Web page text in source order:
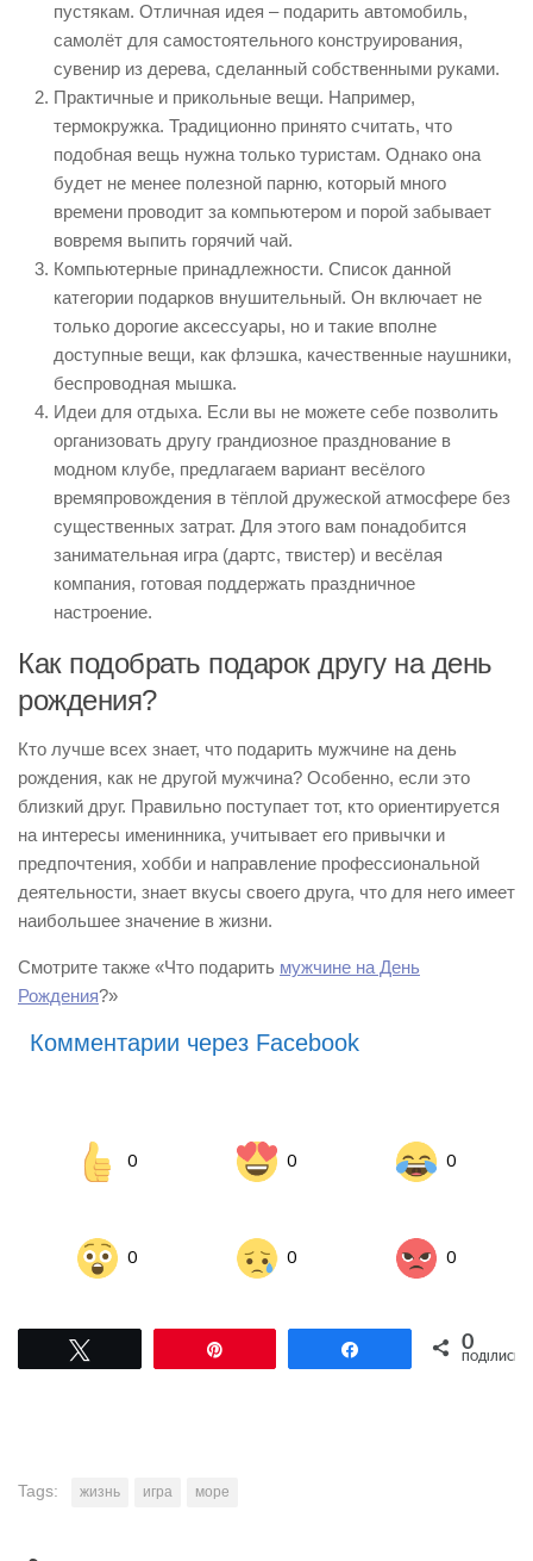
пустякам. Отличная идея – подарить автомобиль,
самолёт для самостоятельного конструирования,
сувенир из дерева, сделанный собственными руками.
Практичные и прикольные вещи. Например,
термокружка. Традиционно принято считать, что
подобная вещь нужна только туристам. Однако она
будет не менее полезной парню, который много
времени проводит за компьютером и порой забывает
вовремя выпить горячий чай.
Компьютерные принадлежности. Список данной
категории подарков внушительный. Он включает не
только дорогие аксессуары, но и такие вполне
доступные вещи, как флэшка, качественные наушники,
беспроводная мышка.
Идеи для отдыха. Если вы не можете себе позволить
организовать другу грандиозное празднование в
модном клубе, предлагаем вариант весёлого
времяпровождения в тёплой дружеской атмосфере без
существенных затрат. Для этого вам понадобится
занимательная игра (дартс, твистер) и весёлая
компания, готовая поддержать праздничное
настроение.
Как подобрать подарок другу на день
рождения?
Кто лучше всех знает, что подарить мужчине на день
рождения, как не другой мужчина? Особенно, если это
близкий друг. Правильно поступает тот, кто ориентируется
на интересы именинника, учитывает его привычки и
предпочтения, хобби и направление профессиональной
деятельности, знает вкусы своего друга, что для него имеет
наибольшее значение в жизни.
Смотрите также «Что подарить мужчине на День
Рождения?»
Комментарии через Facebook
0 0 0
0 0 0
Поділитися0
ПОДІЛИСЬ
Tags: жизнь игра море